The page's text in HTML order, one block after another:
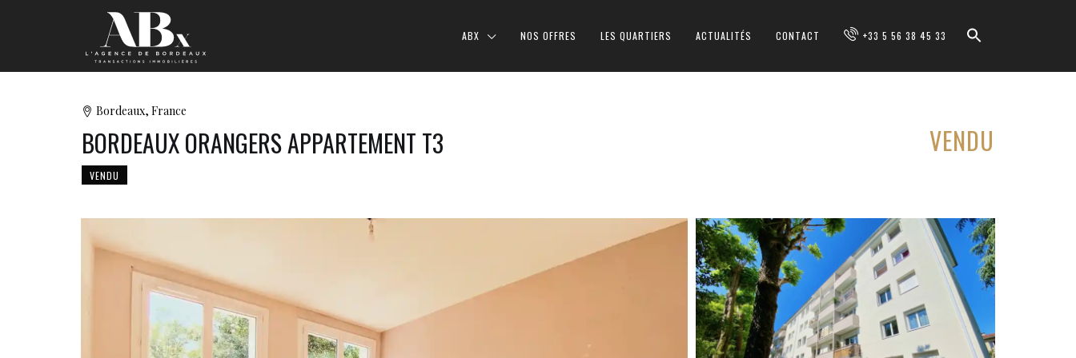
ABX NOS OFFRES LES QUARTIERS ACTUALITÉS CONTACT +33 5 56 38 45 33
Bordeaux, France
BORDEAUX ORANGERS APPARTEMENT T3 VENDU
VENDU